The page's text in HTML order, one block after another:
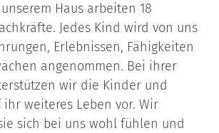
Haus arbeiten 18
Jedes Kind wird von uns
Erlebnissen, Fähigkeiten
angenommen. Bei ihrer
wir die Kinder und
weiteres Leben vor. Wir
sich bei uns wohl fühlen und